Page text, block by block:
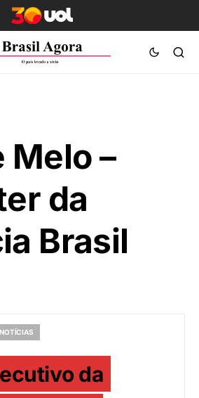
Melo –
da
Brasil
NOTÍCIAS
da